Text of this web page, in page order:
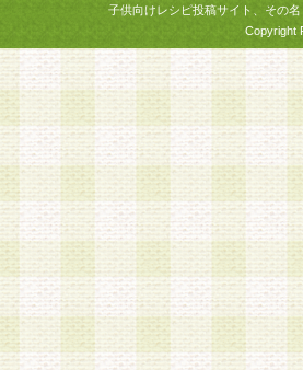
子供向けレシピ投稿サイト、その
Copyright